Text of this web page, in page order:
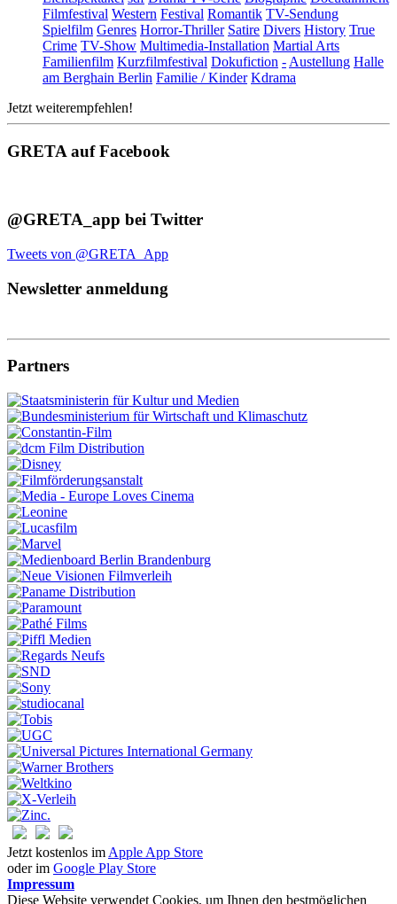
Filmfestival Western Festival Romantik TV-Sendung
Spielfilm Genres Horror-Thriller Satire Divers History True
Crime TV-Show Multimedia-Installation Martial Arts
Familienfilm Kurzfilmfestival Dokufiction - Austellung Halle
am Berghain Berlin Familie / Kinder Kdrama
Jetzt weiterempfehlen!
GRETA auf Facebook
@GRETA_app bei Twitter
Tweets von @GRETA_App
Newsletter anmeldung
Partners
Jetzt kostenlos im Apple App Store
oder im Google Play Store
Impressum
Diese Website verwendet Cookies, um Ihnen den bestmöglichen